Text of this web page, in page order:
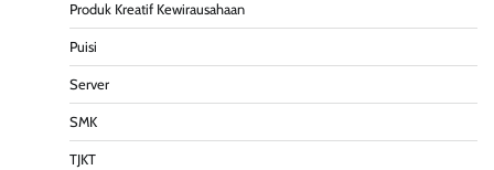
Produk Kreatif Kewirausahaan
Puisi
Server
SMK
TJKT